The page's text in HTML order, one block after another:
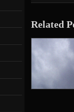
Related